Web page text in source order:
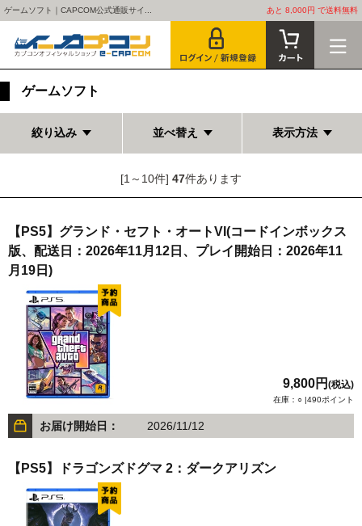
ゲームソフト｜CAPCOM公式通販サイ... あと 8,000円 で送料無料
ゲームソフト
絞り込み 並べ替え 表示方法
[1～10件] 47件あります
【PS5】グランド・セフト・オートVI(コードインボックス
版、配送日：2026年11月12日、プレイ開始日：2026年11
月19日)
9,800円 (税込)
在庫：○ |490ポイント
お届け開始日： 2026/11/12
【PS5】ドラゴンズドグマ 2：ダークアリズン